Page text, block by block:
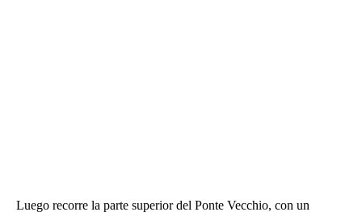
Luego recorre la parte superior del Ponte Vecchio, con un